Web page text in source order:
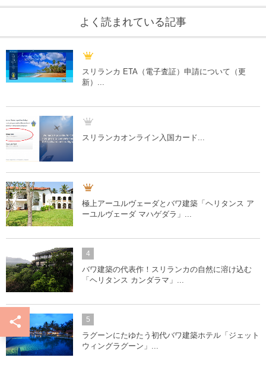
よく読まれている記事
スリランカ ETA（電子査証）申請について（更
新）...
スリランカオンライン入国カード...
極上アーユルヴェーダとバワ建築「ヘリタンス ア
ーユルヴェーダ マハゲダラ」...
4
バワ建築の代表作！スリランカの自然に溶け込む
「ヘリタンス カンダラマ」...
5
ラグーンにたゆたう初代バワ建築ホテル「ジェット
ウィングラグーン」...